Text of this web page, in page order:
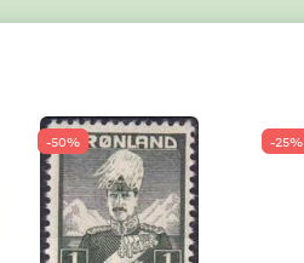
-50% -25%